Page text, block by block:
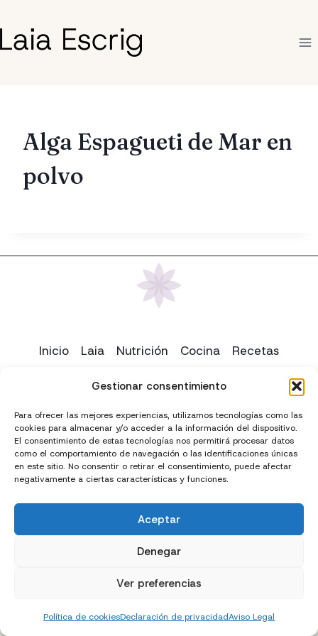
Gestionar consentimiento
Para ofrecer las mejores experiencias, utilizamos tecnologías como las
cookies para almacenar y/o acceder a la información del dispositivo.
El consentimiento de estas tecnologías nos permitirá procesar datos
como el comportamiento de navegación o las identificaciones únicas
en este sitio. No consentir o retirar el consentimiento, puede afectar
negativamente a ciertas características y funciones.
Aceptar
Denegar
Ver preferencias
Política de cookiesDeclaración de privacidadAviso Legal
al
contenido
Alga Espagueti de Mar en
polvo
Inicio Laia Nutrición Cocina Recetas
Yoga Contacto
Política de privacidad
Política de cookies (UE)
Aviso Legal